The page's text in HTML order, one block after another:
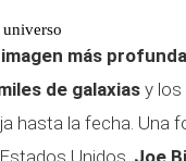
imagen más
de galaxias y los
hasta la fecha. Una
Unidos, Joe